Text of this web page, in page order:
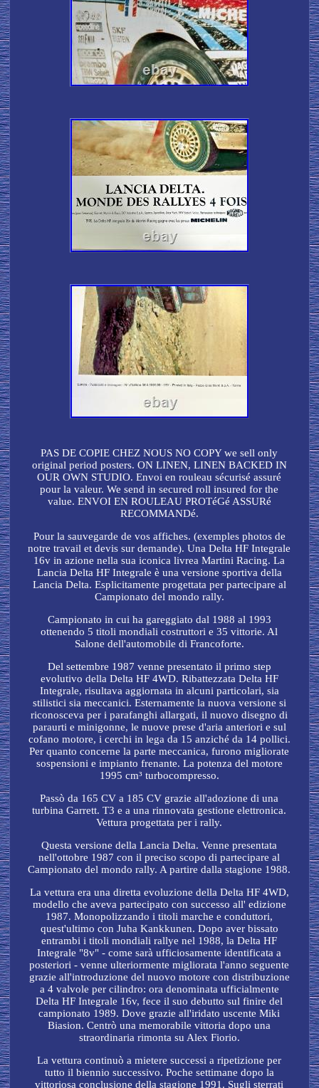
PAS DE COPIE CHEZ NOUS NO COPY we sell only
original period posters. ON LINEN, LINEN BACKED IN
OUR OWN STUDIO. Envoi en rouleau sécurisé assuré
pour la valeur. We send in secured roll insured for the
value. ENVOI EN ROULEAU PROTéGé ASSURé
RECOMMANDé.
Pour la sauvegarde de vos affiches. (exemples photos de
notre travail et devis sur demande). Una Delta HF Integrale
16v in azione nella sua iconica livrea Martini Racing. La
Lancia Delta HF Integrale è una versione sportiva della
Lancia Delta. Esplicitamente progettata per partecipare al
Campionato del mondo rally.
Campionato in cui ha gareggiato dal 1988 al 1993
ottenendo 5 titoli mondiali costruttori e 35 vittorie. Al
Salone dell'automobile di Francoforte.
Del settembre 1987 venne presentato il primo step
evolutivo della Delta HF 4WD. Ribattezzata Delta HF
Integrale, risultava aggiornata in alcuni particolari, sia
stilistici sia meccanici. Esternamente la nuova versione si
riconosceva per i parafanghi allargati, il nuovo disegno di
paraurti e minigonne, le nuove prese d'aria anteriori e sul
cofano motore, i cerchi in lega da 15 anziché da 14 pollici.
Per quanto concerne la parte meccanica, furono migliorate
sospensioni e impianto frenante. La potenza del motore
1995 cm³ turbocompresso.
Passò da 165 CV a 185 CV grazie all'adozione di una
turbina Garrett. T3 e a una rinnovata gestione elettronica.
Vettura progettata per i rally.
Questa versione della Lancia Delta. Venne presentata
nell'ottobre 1987 con il preciso scopo di partecipare al
Campionato del mondo rally. A partire dalla stagione 1988.
La vettura era una diretta evoluzione della Delta HF 4WD,
modello che aveva partecipato con successo all' edizione
1987. Monopolizzando i titoli marche e conduttori,
quest'ultimo con Juha Kankkunen. Dopo aver bissato
entrambi i titoli mondiali rallye nel 1988, la Delta HF
Integrale "8v" - come sarà ufficiosamente identificata a
posteriori - venne ulteriormente migliorata l'anno seguente
grazie all'introduzione del nuovo motore con distribuzione
a 4 valvole per cilindro: ora denominata ufficialmente
Delta HF Integrale 16v, fece il suo debutto sul finire del
campionato 1989. Dove grazie all'iridato uscente Miki
Biasion. Centrò una memorabile vittoria dopo una
straordinaria rimonta su Alex Fiorio.
La vettura continuò a mietere successi a ripetizione per
tutto il biennio successivo. Poche settimane dopo la
vittoriosa conclusione della stagione 1991. Sugli sterrati